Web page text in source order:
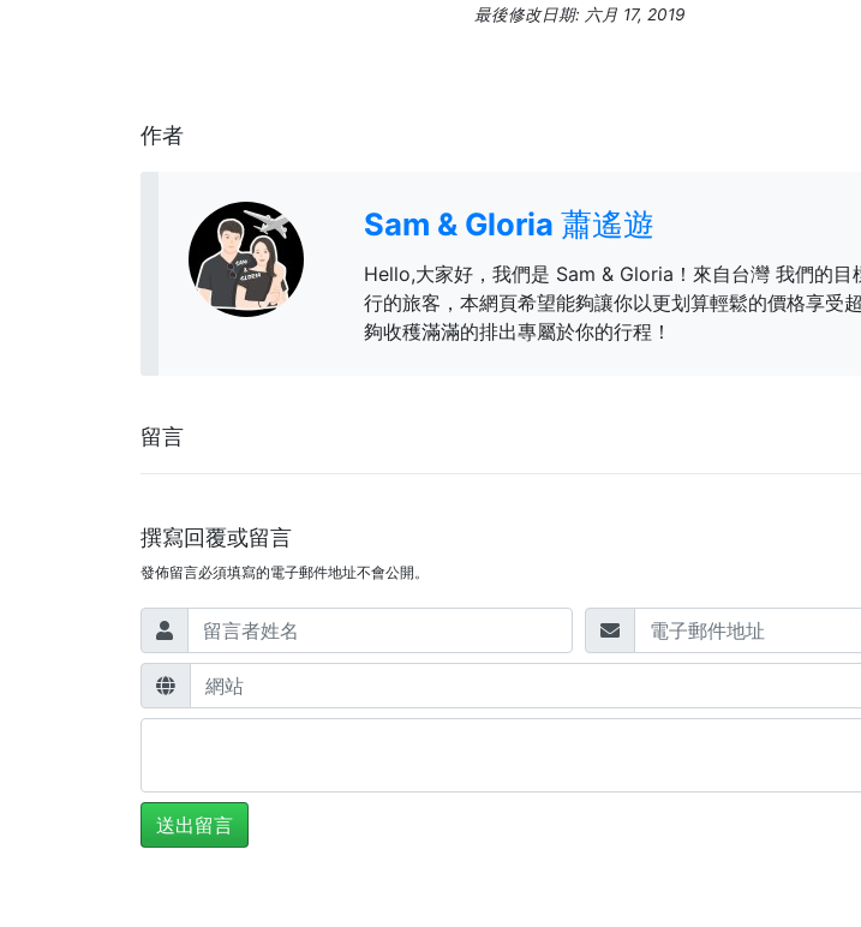
最後修改日期: 六月 17, 2019
作者
Sam & Gloria 蕭遙遊
Hello,大家好，我們是 Sam & Gloria！來自台灣 我們的目
行的旅客，本網頁希望能夠讓你以更划算輕鬆的價格享受
夠收穫滿滿的排出專屬於你的行程！
留言
撰寫回覆或留言
發佈留言必須填寫的電子郵件地址不會公開。